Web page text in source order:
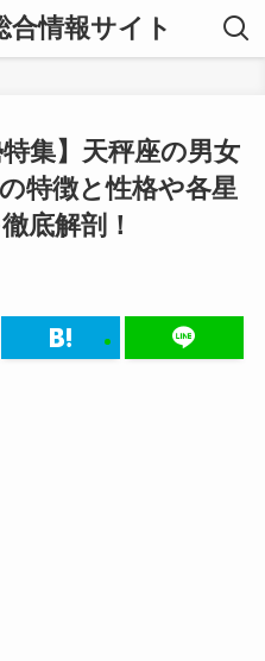
合情報サイト
特集】天秤座の男女
特徴と性格や各星
底解剖！